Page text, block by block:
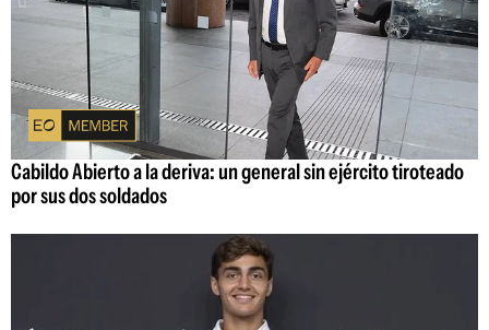
Cabildo Abierto a la deriva: un general sin ejército tiroteado
por sus dos soldados